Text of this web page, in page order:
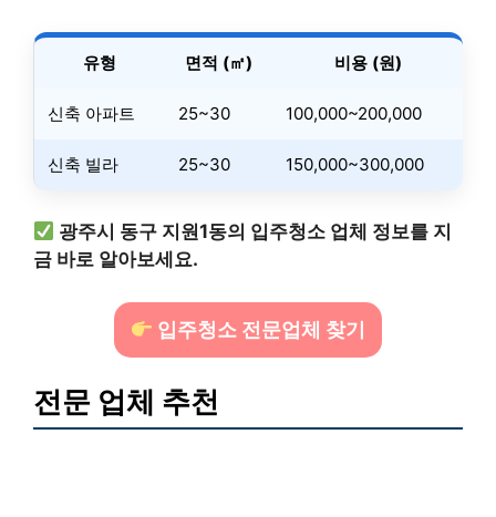
유형 면적 (㎡) 비용 (원)
신축 아파트 25~30 100,000~200,000
신축 빌라 25~30 150,000~300,000
광주시 동구 지원1동의 입주청소 업체 정보를 지
금 바로 알아보세요.
입주청소 전문업체 찾기
전문 업체 추천